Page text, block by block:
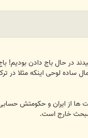
در حال باج دادن بودیم!
لوحی اینکه مثلا در
ایران و حکومتش حسابی
مبحث خارج است.